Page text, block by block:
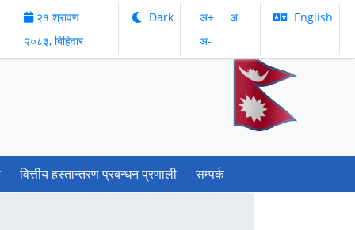
२१ श्रावण
२०८३, बिहिवार
Dark अ‌‌+
अ‌
अ‌-
English
वित्तीय हस्तान्तरण प्रबन्धन प्रणाली सम्पर्क